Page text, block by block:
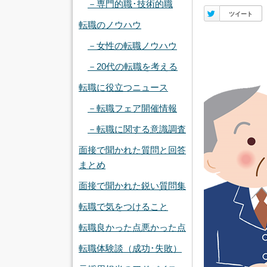
ツイート
Twitter
－専門的職･技術的職
転職のノウハウ
－女性の転職ノウハウ
－20代の転職を考える
転職に役立つニュース
－転職フェア開催情報
－転職に関する意識調査
面接で聞かれた質問と回答
まとめ
面接で聞かれた鋭い質問集
転職で気をつけること
転職良かった点悪かった点
転職体験談（成功･失敗）